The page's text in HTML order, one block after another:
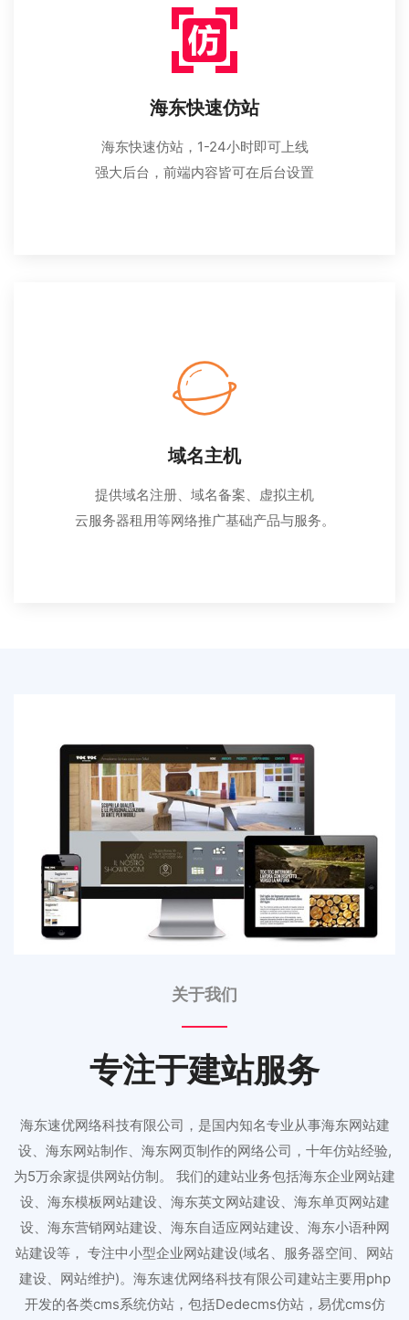
海东快速仿站
海东快速仿站，1-24小时即可上线
强大后台，前端内容皆可在后台设置
域名主机
提供域名注册、域名备案、虚拟主机
云服务器租用等网络推广基础产品与服务。
关于我们
专注于建站服务
海东速优网络科技有限公司，是国内知名专业从事海东网站建
设、海东网站制作、海东网页制作的网络公司，十年仿站经验,
为5万余家提供网站仿制。 我们的建站业务包括海东企业网站建
设、海东模板网站建设、海东英文网站建设、海东单页网站建
设、海东营销网站建设、海东自适应网站建设、海东小语种网
站建设等， 专注中小型企业网站建设(域名、服务器空间、网站
建设、网站维护)。海东速优网络科技有限公司建站主要用php
开发的各类cms系统仿站，包括Dedecms仿站，易优cms仿